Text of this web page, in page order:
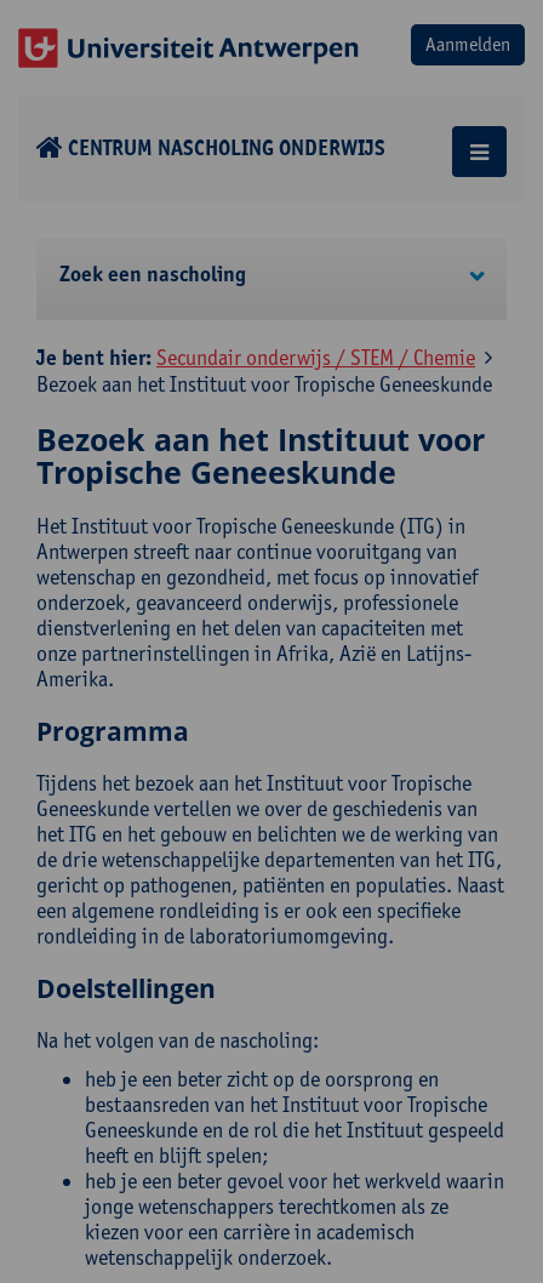
CENTRUM NASCHOLING ONDERWIJS
Zoek een nascholing
Je bent hier: Secundair onderwijs / STEM / Chemie
Bezoek aan het Instituut voor Tropische Geneeskunde
Bezoek aan het Instituut voor
Tropische Geneeskunde
Het Instituut voor Tropische Geneeskunde (ITG) in
Antwerpen streeft naar continue vooruitgang van
wetenschap en gezondheid, met focus op innovatief
onderzoek, geavanceerd onderwijs, professionele
dienstverlening en het delen van capaciteiten met
onze partnerinstellingen in Afrika, Azië en Latijns-
Amerika.
Programma
Tijdens het bezoek aan het Instituut voor Tropische
Geneeskunde vertellen we over de geschiedenis van
het ITG en het gebouw en belichten we de werking van
de drie wetenschappelijke departementen van het ITG,
gericht op pathogenen, patiënten en populaties. Naast
een algemene rondleiding is er ook een specifieke
rondleiding in de laboratoriumomgeving.
Doelstellingen
Na het volgen van de nascholing:
heb je een beter zicht op de oorsprong en
bestaansreden van het Instituut voor Tropische
Geneeskunde en de rol die het Instituut gespeeld
heeft en blijft spelen;
heb je een beter gevoel voor het werkveld waarin
jonge wetenschappers terechtkomen als ze
kiezen voor een carrière in academisch
wetenschappelijk onderzoek.